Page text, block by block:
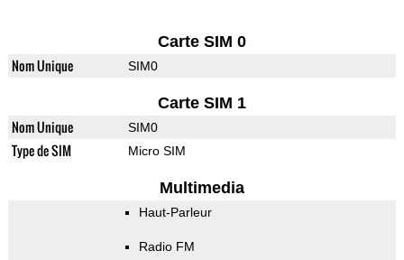
Carte SIM 0
Nom Unique SIM0
Carte SIM 1
Nom Unique SIM0
Type de SIM Micro SIM
Multimedia
Haut-Parleur
Radio FM